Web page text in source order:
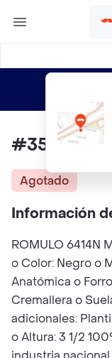
#35 Botín
Agotado
Información
ROMULO 6414N
o Color: Negro o
Anatómica o
Cremallera o
adicionales:
o Altura: 3 1/2